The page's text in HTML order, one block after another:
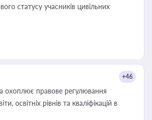
статусу учасників цивільних
+46
охоплює правове регулювання
освітніх рівнів та кваліфікацій в